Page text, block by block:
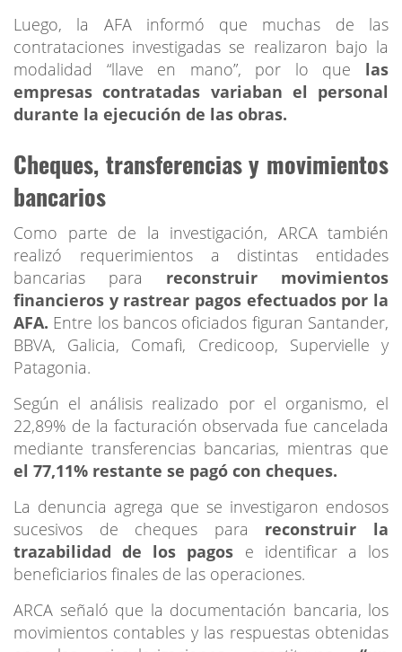
Luego, la AFA informó que muchas de las
contrataciones investigadas se realizaron bajo la
modalidad “llave en mano”, por lo que las
empresas contratadas variaban el personal
durante la ejecución de las obras.
Cheques, transferencias y movimientos
bancarios
Como parte de la investigación, ARCA también
realizó requerimientos a distintas entidades
bancarias para reconstruir movimientos
financieros y rastrear pagos efectuados por la
AFA. Entre los bancos oficiados figuran Santander,
BBVA, Galicia, Comafi, Credicoop, Supervielle y
Patagonia.
Según el análisis realizado por el organismo, el
22,89% de la facturación observada fue cancelada
mediante transferencias bancarias, mientras que
el 77,11% restante se pagó con cheques.
La denuncia agrega que se investigaron endosos
sucesivos de cheques para reconstruir la
trazabilidad de los pagos e identificar a los
beneficiarios finales de las operaciones.
ARCA señaló que la documentación bancaria, los
movimientos contables y las respuestas obtenidas